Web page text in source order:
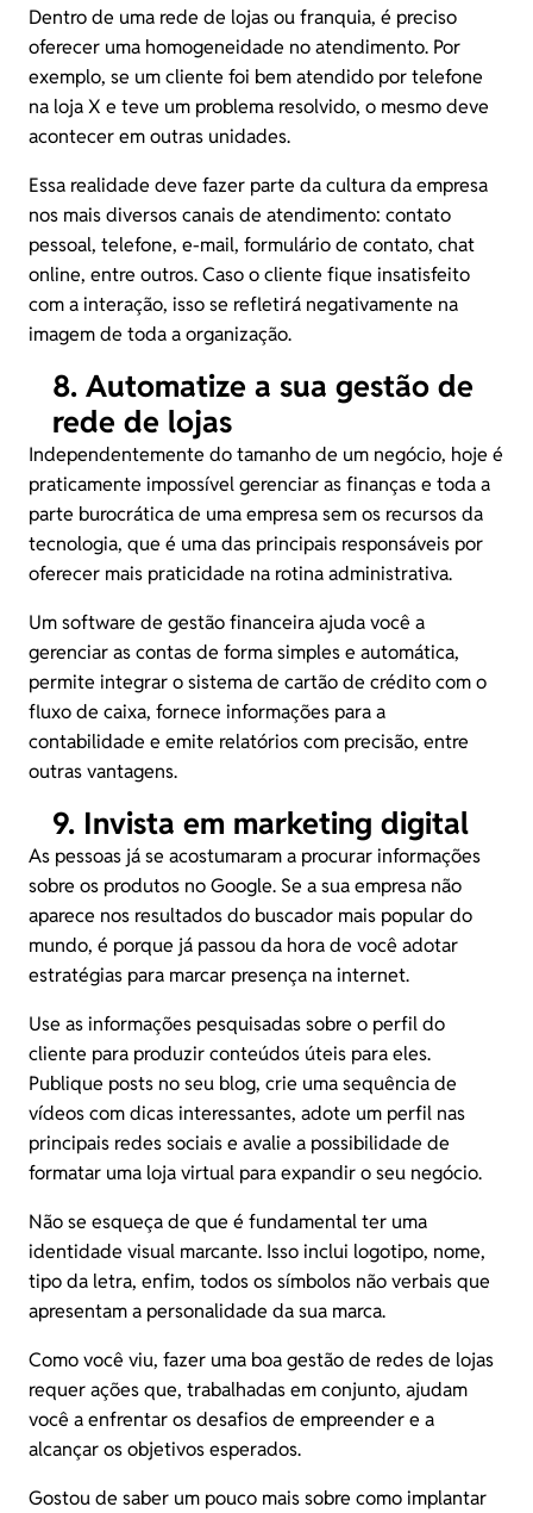
Dentro de uma rede de lojas oufranquia, é preciso
oferecer uma homogeneidade no atendimento. Por
exemplo, se um cliente foi bem atendido por telefone
na loja X e teve um problema resolvido, o mesmo deve
acontecer em outras unidades.
Essa realidade deve fazer parte da cultura da empresa
nos mais diversos canais de atendimento: contato
pessoal, telefone, e-mail, formulário de contato, chat
online, entre outros. Caso o cliente fique insatisfeito
com a interação, isso se refletirá negativamente na
imagem de toda a organização.
8. Automatize a sua gestão de
rede de lojas
Independentemente do tamanho de um negócio, hoje é
praticamente impossível gerenciar as finanças e toda a
parte burocrática de uma empresa sem os recursos da
tecnologia, que é uma das principais responsáveis por
oferecer mais praticidade na rotina administrativa.
Um software de gestão financeira ajuda você a
gerenciar as contas de forma simples e automática,
permite integrar o sistema de cartão de crédito com o
fluxo de caixa, fornece informações para a
contabilidade e emite relatórios com precisão, entre
outras vantagens.
9. Invista em marketing digital
As pessoas já se acostumaram a procurar informações
sobre os produtos no Google. Se a sua empresa não
aparece nos resultados do buscador mais popular do
mundo, é porque já passou da hora de você adotar
estratégias para marcar presença na internet.
Use as informações pesquisadas sobre o perfil do
cliente para produzir conteúdos úteis para eles.
Publique posts no seu blog, crie uma sequência de
vídeos com dicas interessantes, adote um perfil nas
principais redes sociais e avalie a possibilidade de
formatar uma loja virtual para expandir o seu negócio.
Não se esqueça de que é fundamental ter uma
identidade visual marcante. Isso inclui logotipo, nome,
tipo da letra, enfim, todos os símbolos não verbais que
apresentam a personalidade da sua marca.
Como você viu, fazer uma boa gestão de redes de lojas
requer ações que, trabalhadas em conjunto, ajudam
você a enfrentar os desafios de empreender e a
alcançar os objetivos esperados.
Gostou de saber um pouco mais sobre como implantar